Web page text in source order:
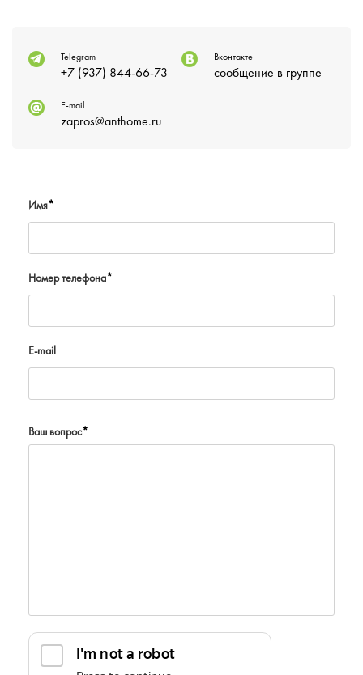
Telegram
+7 (937) 844-66-73
Вконтакте
сообщение в группе
E-mail
zapros@anthome.ru
Имя*
Номер телефона*
E-mail
Ваш вопрос*